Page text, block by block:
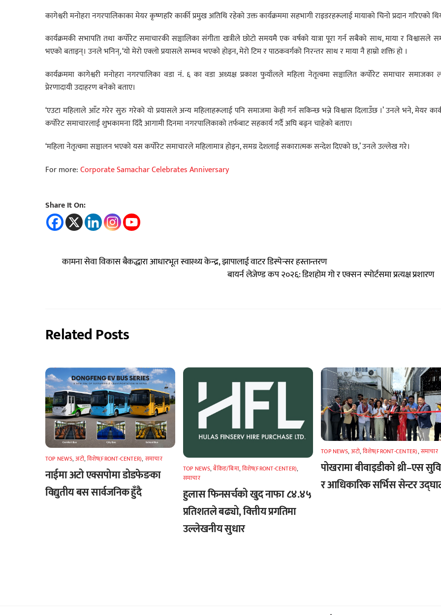
कागेश्वरी मनोहरा नगरपालिकाका मेयर कृष्णहरि कार्की प्रमुख अतिथि रहेको उक्त कार्यक्रममा सहभागी राइडरहरूलाई मायाको चिनो प्रदान गरिएको
कार्यक्रमकी सभापति तथा कर्पोरेट समाचारकी सञ्चालिका संगीता खत्रीले छोटो समयमै एक वर्षको यात्रा पूरा गर्न सबैको साथ, माया र विश्वासले
भएको बताइन्। उनले भनिन्, ‘यो मेरो एक्लो प्रयासले सम्भव भएको होइन, मेरो टिम र पाठकवर्गको निरन्तर साथ र माया नै हाम्रो शक्ति हो ।
कार्यक्रममा कागेश्वरी मनोहरा नगरपालिका वडा नं. ६ का वडा अध्यक्ष प्रकाश फुयाँलले महिला नेतृत्वमा सञ्चालित कर्पोरेट समाचार समाजका
प्रेरणादायी उदाहरण बनेको बताए।
‘एउटा महिलाले आँट गरेर सुरु गरेको यो प्रयासले अन्य महिलाहरूलाई पनि समाजमा केही गर्न सकिन्छ भन्ने विश्वास दिलाउँछ ।’ उनले भने, मेयर
कर्पोरेट समाचारलाई शुभकामना दिँदै आगामी दिनमा नगरपालिकाको तर्फबाट सहकार्य गर्दै अघि बढ्न चाहेको बताए।
‘महिला नेतृत्वमा सञ्चालन भएको यस कर्पोरेट समाचारले महिलामात्र होइन, समग्र देशलाई सकारात्मक सन्देश दिएको छ,’ उनले उल्लेख गरे।
For more:Corporate Samachar Celebrates Anniversary
Share It On:
कामना सेवा विकास बैकद्धारा आधारभूत स्वास्थ्य केन्द्र, झापालाई वाटर डिस्पेन्सर हस्तान्तरण
बायर्न लेजेण्ड कप २०२६: डिशहोम गो र एक्सन स्पोर्टसमा प्रत्यक्ष प्रशारण
Related Posts
TOP NEWS,अटाे,विशेष(FRONT-CENTER), समाचार
नाईमा अटो एक्सपोमा डोडफेङका
विद्युतीय बस सार्वजनिक हुँदै
TOP NEWS,बैंकिङ/बिमा,विशेष(FRONT-CENTER),
समाचार
हुलास फिनसर्चको खुद नाफा ८४.४५
प्रतिशतले बढ्यो, वित्तीय प्रगतिमा
उल्लेखनीय सुधार
TOP NEWS,अटाे,विशेष(FRONT-CENTER),समाचार
पोखरामा बीवाइडीको थ्री–एस
र आधिकारिक सर्भिस सेन्टर